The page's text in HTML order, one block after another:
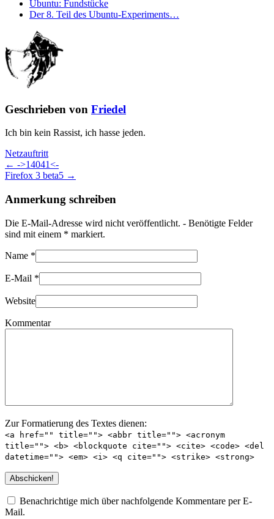
Ubuntu: Fundstücke
Der 8. Teil des Ubuntu-Experiments…
Geschrieben von Friedel
Ich bin kein Rassist, ich hasse jeden.
Netzauftritt
← ->14041<-
Firefox 3 beta5 →
Anmerkung schreiben
Die E-Mail-Adresse wird nicht veröffentlicht. - Benötigte Felder
sind mit einem * markiert.
Name *
E-Mail *
Website
Kommentar
Zur Formatierung des Textes dienen:
<a href="" title=""> <abbr title=""> <acronym
title=""> <b> <blockquote cite=""> <cite> <code> <del
datetime=""> <em> <i> <q cite=""> <strike> <strong>
Benachrichtige mich über nachfolgende Kommentare per E-
Mail.